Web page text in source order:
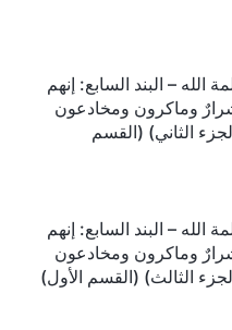
الله – البند السابع: إنهم
وماكرون ومخادعون
الثاني) (القسم
الله – البند السابع: إنهم
وماكرون ومخادعون
الثالث) (القسم الأول)